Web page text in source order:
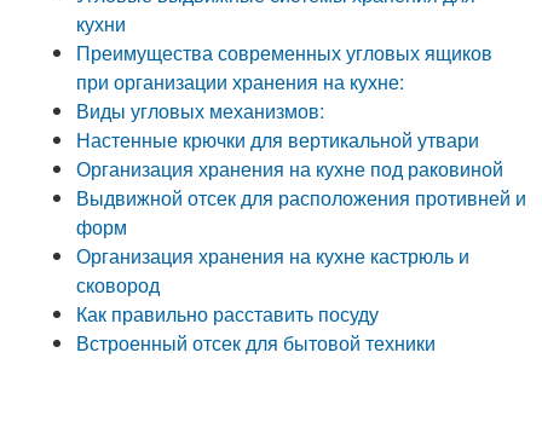
кухни
Преимущества современных угловых ящиков
при организации хранения на кухне:
Виды угловых механизмов:
Настенные крючки для вертикальной утвари
Организация хранения на кухне под раковиной
Выдвижной отсек для расположения противней и
форм
Организация хранения на кухне кастрюль и
сковород
Как правильно расставить посуду
Встроенный отсек для бытовой техники